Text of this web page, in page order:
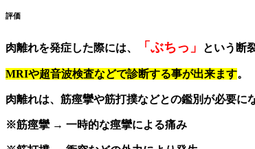
評価
肉離れを発症した際には、 「ぶちっ」 という断
MRIや超音波検査などで診断する事が出来ます。
肉離れは、筋痙攣や筋打撲などとの鑑別が必要に
※筋痙攣 → 一時的な痙攣による痛み